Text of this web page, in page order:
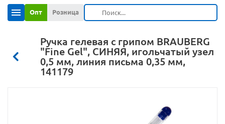
Опт Розница
Ручка гелевая с грипом BRAUBERG
"Fine Gel", СИНЯЯ, игольчатый узел
0,5 мм, линия письма 0,35 мм,
141179